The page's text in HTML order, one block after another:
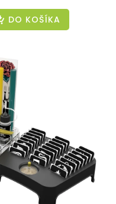
DO KOŠÍKA